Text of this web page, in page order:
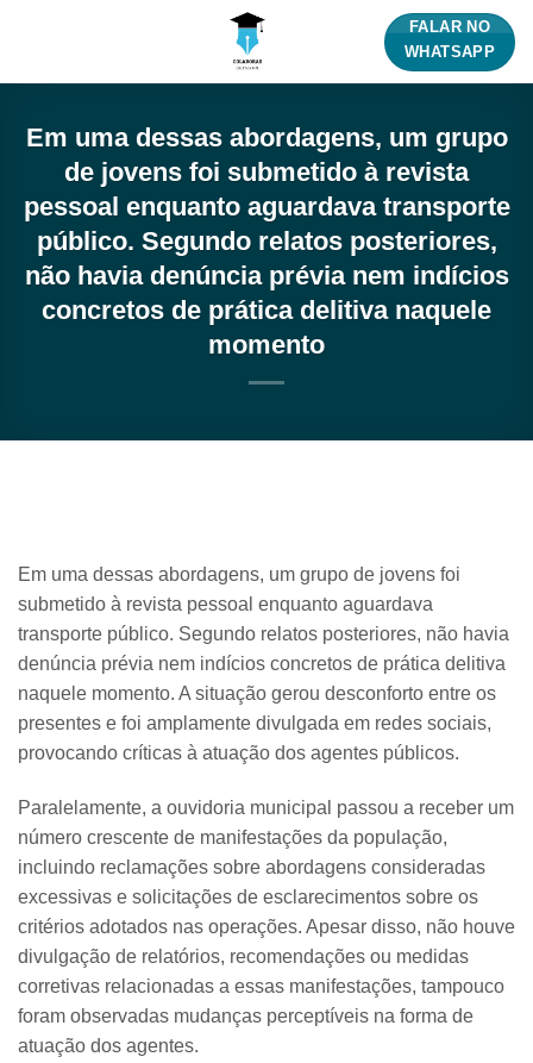
FALAR NO
WHATSAPP
Em uma dessas abordagens, um grupo
de jovens foi submetido à revista
pessoal enquanto aguardava transporte
público. Segundo relatos posteriores,
não havia denúncia prévia nem indícios
concretos de prática delitiva naquele
momento
Em uma dessas abordagens, um grupo de jovens foi
submetido à revista pessoal enquanto aguardava
transporte público. Segundo relatos posteriores, não havia
denúncia prévia nem indícios concretos de prática delitiva
naquele momento. A situação gerou desconforto entre os
presentes e foi amplamente divulgada em redes sociais,
provocando críticas à atuação dos agentes públicos.
Paralelamente, a ouvidoria municipal passou a receber um
número crescente de manifestações da população,
incluindo reclamações sobre abordagens consideradas
excessivas e solicitações de esclarecimentos sobre os
critérios adotados nas operações. Apesar disso, não houve
divulgação de relatórios, recomendações ou medidas
corretivas relacionadas a essas manifestações, tampouco
foram observadas mudanças perceptíveis na forma de
atuação dos agentes.